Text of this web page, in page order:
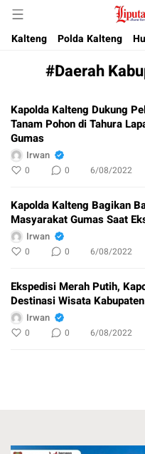
Akurat,
Kalteng
Polda Kalteng
#Daerah
Kapolda Kalteng Dukung
Tanam Pohon di Tahura Lapak Jaru
Gumas
Irwan
0 0 6/08/2022
Kapolda Kalteng Bagikan
Masyarakat Gumas Saat
Irwan
0 0 6/08/2022
Ekspedisi Merah Putih,
Destinasi Wisata
Irwan
0 0 6/08/2022